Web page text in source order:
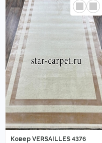
Ковер VERSAILLES 4376